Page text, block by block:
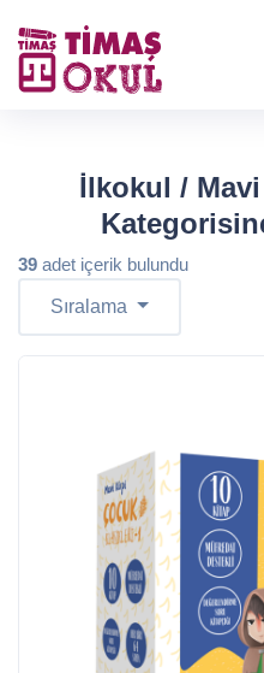
İlkokul / Mavi
39 adet içerik bulundu
Sıralama